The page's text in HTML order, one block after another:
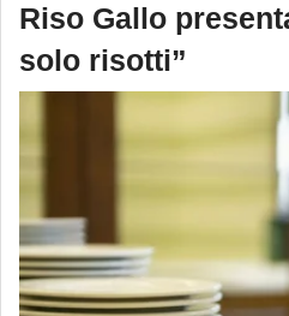
Riso Gallo
solo risotti”